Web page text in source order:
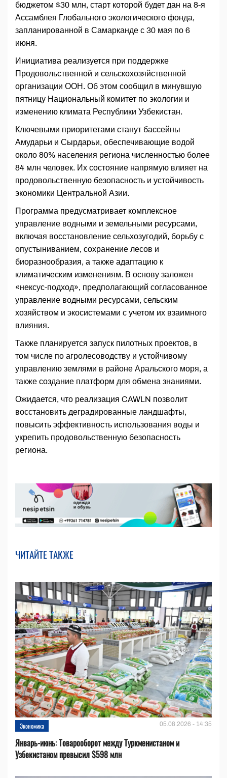
бюджетом $30 млн, старт которой будет дан на 8-я
Ассамблея Глобального экологического фонда,
запланированной в Самарканде с 30 мая по 6
июня.
Инициатива реализуется при поддержке
Продовольственной и сельскохозяйственной
организации ООН. Об этом сообщил в минувшую
пятницу Национальный комитет по экологии и
изменению климата Республики Узбекистан.
Ключевыми приоритетами станут бассейны
Амударьи и Сырдарьи, обеспечивающие водой
около 80% населения региона численностью более
84 млн человек. Их состояние напрямую влияет на
продовольственную безопасность и устойчивость
экономики Центральной Азии.
Программа предусматривает комплексное
управление водными и земельными ресурсами,
включая восстановление сельхозугодий, борьбу с
опустыниванием, сохранение лесов и
биоразнообразия, а также адаптацию к
климатическим изменениям. В основу заложен
«нексус-подход», предполагающий согласованное
управление водными ресурсами, сельским
хозяйством и экосистемами с учетом их взаимного
влияния.
Также планируется запуск пилотных проектов, в
том числе по агролесоводству и устойчивому
управлению землями в районе Аральского моря, а
также создание платформ для обмена знаниями.
Ожидается, что реализация CAWLN позволит
восстановить деградированные ландшафты,
повысить эффективность использования воды и
укрепить продовольственную безопасность
региона.
ЧИТАЙТЕ ТАКЖЕ
Экономика 05.08.2026 - 14:35
Январь-июнь: Товарооборот между Туркменистаном и
Узбекистаном превысил $598 млн